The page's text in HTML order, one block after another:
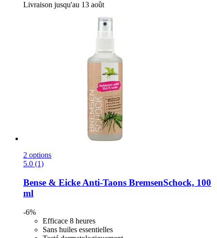
Livraison jusqu'au 13 août
2 options
5.0 (1)
Bense & Eicke Anti-​Taons BremsenSchock, 100
ml
-6%
Efficace 8 heures
Sans huiles essentielles